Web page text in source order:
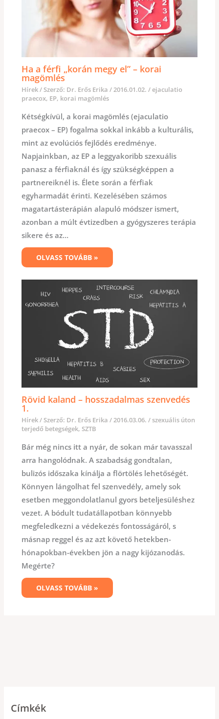
Ha a férfi „korán megy el” – korai
magömlés
Hírek/ Szerző: Dr. Erős Erika/2016.01.02./ejaculatio
praecox, EP, korai magömlés
Kétségkívül, a korai magömlés (ejaculatio
praecox – EP) fogalma sokkal inkább a kulturális,
mint az evolúciós fejlődés eredménye.
Napjainkban, az EP a leggyakoribb szexuális
panasz a férfiaknál és így szükségképpen a
partnereiknél is. Élete során a férfiak
egyharmadát érinti. Kezelésében számos
magatartásterápián alapuló módszer ismert,
azonban a múlt évtizedben a gyógyszeres terápia
sikere és az…
OLVASS TOVÁBB »
Rövid kaland – hosszadalmas szenvedés
1.
Hírek/ Szerző: Dr. Erős Erika/2016.03.06./szexuális úton
terjedő betegségek,SZTB
Bár még nincs itt a nyár, de sokan már tavasszal
arra hangolódnak. A szabadság gondtalan,
bulizós időszaka kínálja a flörtölés lehetőségét.
Könnyen lángolhat fel szenvedély, amely sok
esetben meggondolatlanul gyors beteljesüléshez
vezet. A bódult tudatállapotban könnyebb
megfeledkezni a védekezés fontosságáról, s
másnap reggel és az azt követő hetekben-
hónapokban-években jön a nagy kijózanodás.
Megérte?
OLVASS TOVÁBB »
Címkék